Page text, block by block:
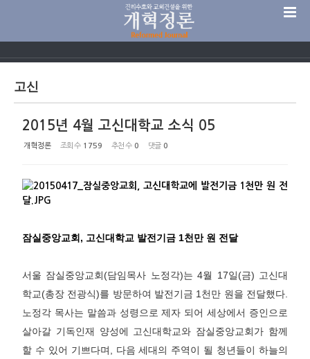
고신
2015년 4월 고신대학교 소식 05
개혁정론 조회 수 1759 추천 수 0 댓글 0
잠실중앙교회, 고신대학교 발전기금 1천만 원 전달
서울 잠실중앙교회(담임목사 노정각)는 4월 17일(금) 고신대
학교(총장 전광식)를 방문하여 발전기금 1천만 원을 전달했다.
노정각 목사는 말씀과 성령으로 제자 되어 세상에서 증인으로
살아갈 기독인재 양성에 고신대학교와 잠실중앙교회가 함께
할 수 있어 기쁘다며, 다음 세대의 주역이 될 청년들이 하늘의
Sketchbook5, 스케치북5
Sketchbook5, 스케치북5